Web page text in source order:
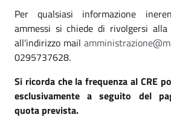
Per qualsiasi informazione
ammessi si chiede di rivolgersi alla
all’indirizzo mail
0295737628.
Si ricorda che la frequenza al CRE
esclusivamente a seguito del
quota prevista.